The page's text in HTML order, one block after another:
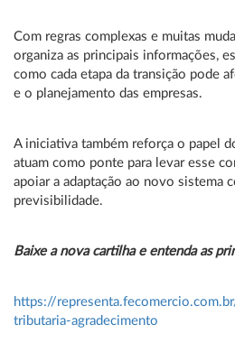
Com regras complexas e muitas
organiza as principais informações,
como cada etapa da transição pode
e o planejamento das empresas.
A iniciativa também reforça o papel
atuam como ponte para levar esse
apoiar a adaptação ao novo sistema
previsibilidade.
Baixe a nova cartilha e entenda as
https://
tributaria-agradecimento